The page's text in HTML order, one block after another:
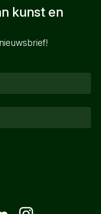
kunst en